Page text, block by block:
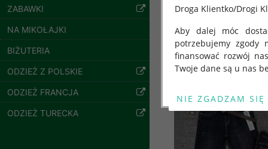
ZABAWKI
NA MIKOŁAJKI
BIŻUTERIA
ODZIEŻ Z POLSKIE
ODZIEŻ FRANCJA
ODZIEŻ TURECKA
Inne produkty
Droga Klientko/Drogi
Aby dalej móc
potrzebujemy zgody
finansować rozwój
Twoje dane są u nas
Od 25 maja 2018
kwietnia 2016 r. w
swobodnego
"GDPR" lub "Ogólne
przetwarzaniu